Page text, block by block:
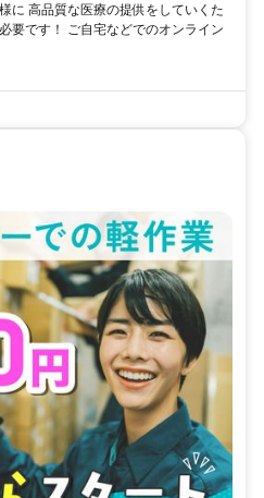
に 高品質な医療の提供をしていくた
要です！ ご自宅などでのオンライン